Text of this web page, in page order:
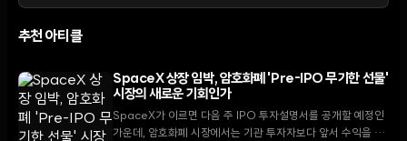
추천 아티클
SpaceX 상장 임박, 암호화폐 'Pre-IPO 무기한 선물'
시장의 새로운 기회인가
SpaceX가 이르면 다음 주 IPO 투자설명서를 공개할 예정인
가운데, 암호화폐 시장에서는 기관 투자자보다 앞서 수익을 선